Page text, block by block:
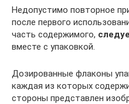
Недопустимо повторное
после первого
часть содержимого,
вместе с упаковкой.
Дозированные флаконы
каждая из которых
стороны представлен